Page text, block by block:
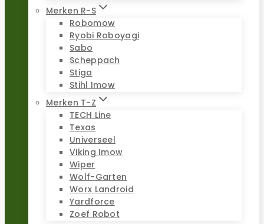
Merken R-S
Robomow
Ryobi Roboyagi
Sabo
Scheppach
Stiga
Stihl Imow
Merken T-Z
TECH Line
Texas
Universeel
Viking Imow
Wiper
Wolf-Garten
Worx Landroid
Yardforce
Zoef Robot